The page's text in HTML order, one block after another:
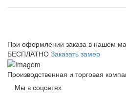
При оформлении заказа в нашем
БЕСПЛАТНО Заказать замер
Производственная и торговая
Мы в соцсетях